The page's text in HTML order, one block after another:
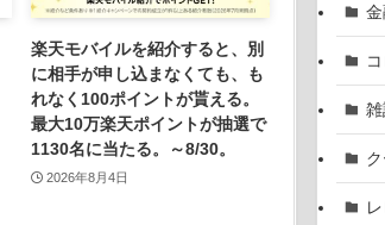
楽天モバイルを紹介すると、別
に相手が申し込まなくても、も
れなく100ポイントが貰える。
最大10万楽天ポイントが抽選で
1130名に当たる。～8/30。
2026年8月4日